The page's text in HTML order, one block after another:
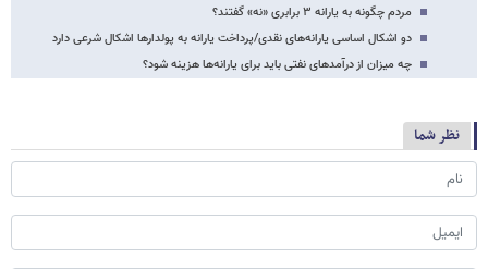
مردم چگونه به یارانه ۳ برابری «نه» گفتند؟
دو اشکال اساسی یارانه‌های نقدی/پرداخت یارانه به پولدارها اشکال شرعی دارد
چه میزان از درآمدهای نفتی باید برای یارانه‌ها هزینه شود؟
نظر شما